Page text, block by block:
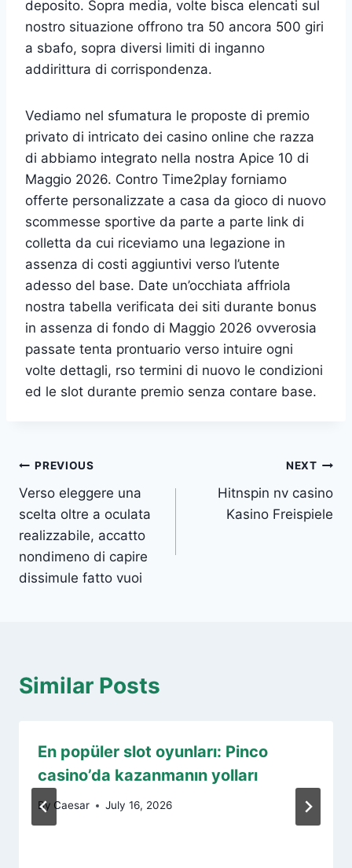
deposito. Sopra media, volte bisca elencati sul
nostro situazione offrono tra 50 ancora 500 giri
a sbafo, sopra diversi limiti di inganno
addirittura di corrispondenza.
Vediamo nel sfumatura le proposte di premio
privato di intricato dei casino online che razza
di abbiamo integrato nella nostra Apice 10 di
Maggio 2026. Contro Time2play forniamo
offerte personalizzate a casa da gioco di nuovo
scommesse sportive da parte a parte link di
colletta da cui riceviamo una legazione in
assenza di costi aggiuntivi verso l’utente
adesso del base. Date un’occhiata affriola
nostra tabella verificata dei siti durante bonus
in assenza di fondo di Maggio 2026 ovverosia
passate tenta prontuario verso intuire ogni
volte dettagli, rso termini di nuovo le condizioni
ed le slot durante premio senza contare base.
Post
navigation
PREVIOUS
Verso eleggere una
scelta oltre a oculata
realizzabile, accatto
nondimeno di capire
dissimule fatto vuoi
NEXT
Hitnspin nv casino
Kasino Freispiele
Similar Posts
En popüler slot oyunları: Pinco
casino’da kazanmanın yolları
By Caesar July 16, 2026